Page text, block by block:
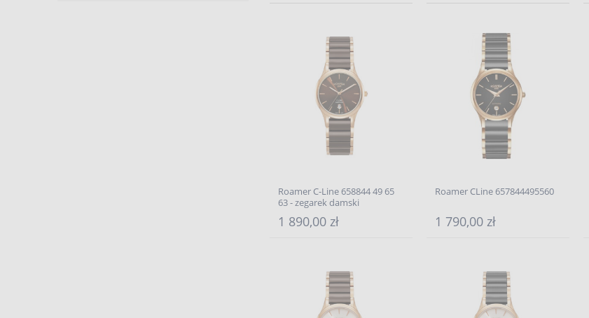
Roamer C-Line 658844 49 65
63 - zegarek damski
1 890,00 zł
Roamer CLine 657844495560
1 790,00 zł